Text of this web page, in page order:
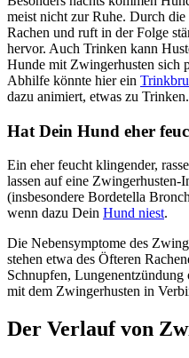
meist nicht zur Ruhe. Durch
Rachen und ruft in der Folge
hervor. Auch Trinken kann
Hunde mit Zwingerhusten sich
Abhilfe könnte hier ein
dazu animiert, etwas zu Trinken.
Hat Dein Hund eher
Ein eher feucht klingender,
lassen auf eine
(insbesondere Bordetella
wenn dazu Dein Hund niest.
Die Nebensymptome des
stehen etwa des Öfteren
Schnupfen,
mit dem Zwingerhusten in
Der Verlauf von